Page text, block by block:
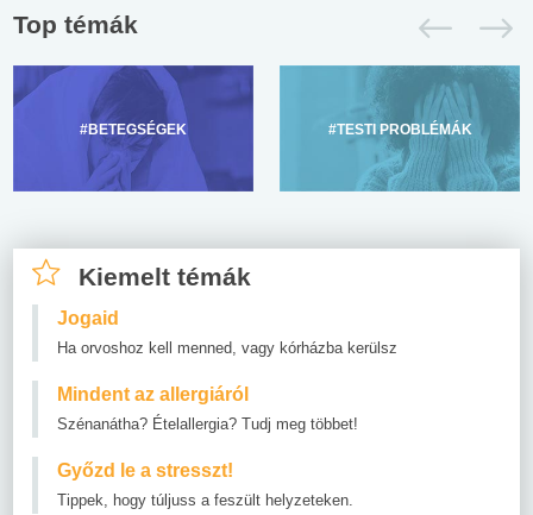
Top témák
#BETEGSÉGEK #TESTI PROBLÉMÁK
Kiemelt témák
Jogaid
Ha orvoshoz kell menned, vagy kórházba kerülsz
Mindent az allergiáról
Szénanátha? Ételallergia? Tudj meg többet!
Győzd le a stresszt!
Tippek, hogy túljuss a feszült helyzeteken.